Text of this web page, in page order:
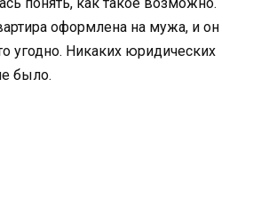
понять, как такое возможно.
оформлена на мужа, и он
угодно. Никаких юридических
было.